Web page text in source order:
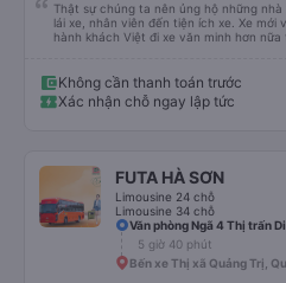
Thật sự chúng ta nên ủng hộ những
lái xe, nhân viên đến tiện ích xe. Xe mới
hành khách Việt đi xe văn minh hơn nữa
Không cần thanh toán trước
Xác nhận chỗ ngay lập tức
FUTA HÀ SƠN
Limousine 24 chỗ
Limousine 34 chỗ
Văn phòng Ngã 4 Thị trấn
5 giờ 40 phút
Bến xe Thị xã Quảng Trị,